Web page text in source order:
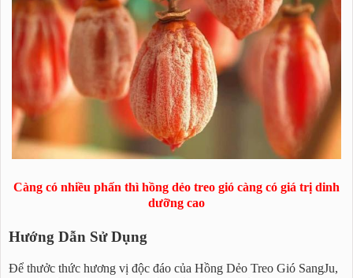
Càng có nhiều phấn thì hồng dẻo treo gió càng có giá trị dinh
dưỡng cao
Hướng Dẫn Sử Dụng
Để thưởc thức hương vị độc đáo của Hồng Dẻo Treo Gió SangJu,